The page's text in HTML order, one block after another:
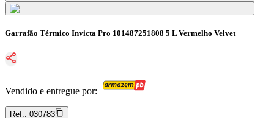
Garrafão Térmico Invicta Pro 101487251808 5 L Vermelho Velvet
Vendido e entregue por:
Ref.: 030783